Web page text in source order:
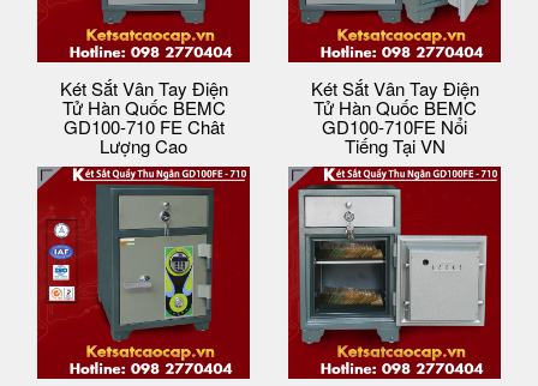
Két Sắt Vân Tay Điện
Tử Hàn Quốc BEMC
GD100-710 FE Chât
Lượng Cao
Két Sắt Vân Tay Điện
Tử Hàn Quốc BEMC
GD100-710FE Nổi
Tiếng Tại VN